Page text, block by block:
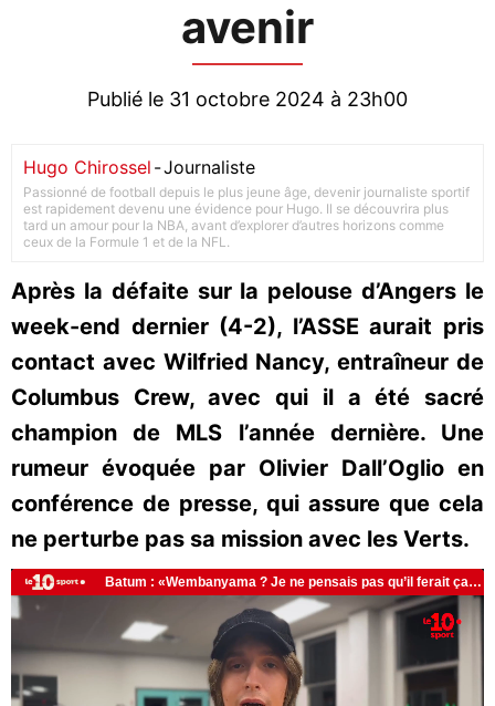
avenir
Publié le 31 octobre 2024 à 23h00
Hugo Chirossel -Journaliste
Passionné de football depuis le plus jeune âge, devenir journaliste sportif
est rapidement devenu une évidence pour Hugo. Il se découvrira plus
tard un amour pour la NBA, avant d’explorer d’autres horizons comme
ceux de la Formule 1 et de la NFL.
Après la défaite sur la pelouse d’Angers le
week-end dernier (4-2), l’ASSE aurait pris
contact avec Wilfried Nancy, entraîneur de
Columbus Crew, avec qui il a été sacré
champion de MLS l’année dernière. Une
rumeur évoquée par Olivier Dall’Oglio en
conférence de presse, qui assure que cela
ne perturbe pas sa mission avec les Verts.